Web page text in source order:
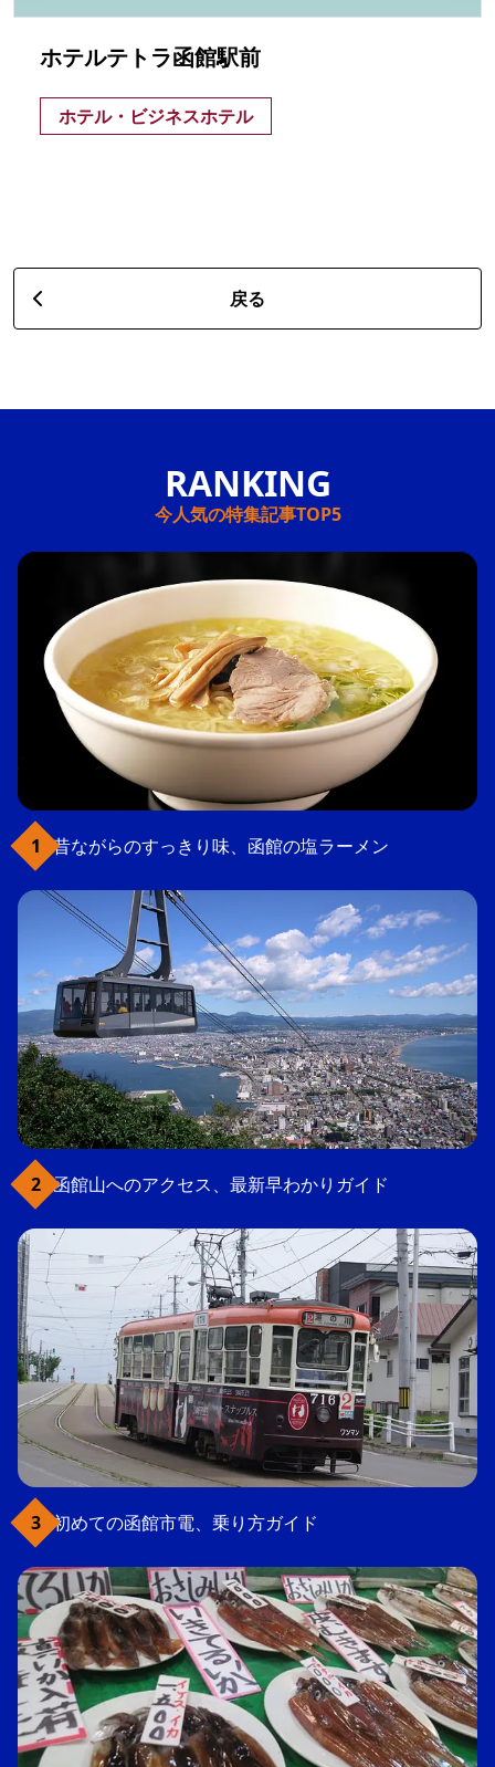
ホテルテトラ函館駅前
ホテル・ビジネスホテル
戻る
今人気の特集記事TOP5
昔ながらのすっきり味、函館の塩ラーメン
函館山へのアクセス、最新早わかりガイド
初めての函館市電、乗り方ガイド